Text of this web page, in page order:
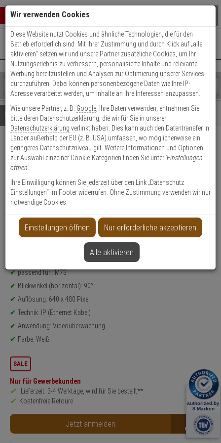
Warenkorb schließen
0 ARTIKEL IM WARENKORB
Ihr Warenkorb ist momentan leer.
Ergebnisse ()
Fertig
Shop
durchsuchen
Bitte
geben
Sie
mindestens
Zeichen
ein,
um
Suche
Es
wurde
noch
Kategorien
Suche
gestartet
+49 (0)821 899 493-0Mo. - Do.: 8:00 - 16:30 | Fr.: 8:00 - 14:00 Uhr
Kontaktservice nutzen
Details Beratung
Mobotix Thermalmodul 640-
T050 mit Frontplatte
Produktmerkmale
Datenblatt drucken
Weitere Varianten...
passend für : M73
Blickwinkel (horizontal): 90°
Auflösung: 640 x 480 Pixel
Technik: IP (Ethernet Kabel)
Anwendung: Videoüberwachung
Farbe: Weiß
SALE
Nur für Gewerbekunden
Lieferzeit: 3-4 Werktage, wird für Sie bestellt**
Kostenfreie Retoure
Jetzt anmelden B2B
Wir verwenden Cookies
Diese Website nutzt Cookies und ähnliche Technologien, die für den
Betrieb erforderlich sind. Mit Ihrer Zustimmung und durch Klick auf „alle
aktivieren“ setzen wir und unsere Partner zusätzliche Cookies, um Ihr
Nutzungserlebnis zu verbessern, personalisierte Inhalte und relevante
Werbung bereitzustellen und Analysen zur Optimierung unserer Services
durchzuführen. Dabei können personenbezogene Daten wie Ihre IP-
Adresse verarbeitet werden, um Inhalte an Ihre Interessen anzupassen.
Wie unsere Partner, z. B. Google , Ihre Daten verwenden, entnehmen Sie
bitte deren Datenschutzerklärung, die wir für Sie in unserer
Datenschutzerklärung verlinkt haben. Dies kann auch den Datentransfer in
Länder außerhalb der EU (z. B. USA) umfassen, wo möglicherweise ein
geringeres Datenschutzniveau gilt. Weitere Informationen und Optionen
zur Auswahl einzelner Cookie-Kategorien finden Sie unter 'Einstellungen
öffnen'.
Ihre Einwilligung können Sie jederzeit über den Link „Datenschutz
Einstellungen“ im Footer widerrufen. Ohne Zustimmung verwenden wir nur
notwendige Cookies.
Einstellungen öffnen Nur erforderliche akzeptieren
Alle aktivieren